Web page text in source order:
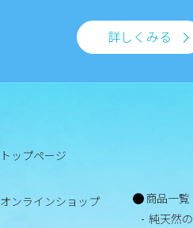
詳しくみる
トップページ
オンラインショップ
商品一覧
純天然